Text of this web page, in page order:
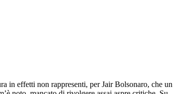
in effetti non rappresenti, per Jair Bolsonaro, che un